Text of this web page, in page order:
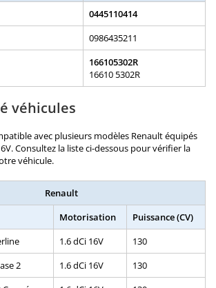
0445110414
0986435211
166105302R
16610 5302R
véhicules
avec plusieurs modèles Renault équipés
Consultez la liste ci-dessous pour vérifier la
véhicule.
Renault
Motorisation
Puissance (CV)
1.6 dCi 16V
130
2
1.6 dCi 16V
130